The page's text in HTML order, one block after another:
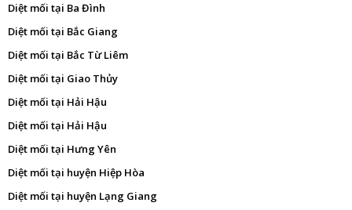
Diệt mối tại Ba Đình
Diệt mối tại Bắc Giang
Diệt mối tại Bắc Từ Liêm
Diệt mối tại Giao Thủy
Diệt mối tại Hải Hậu
Diệt mối tại Hải Hậu
Diệt mối tại Hưng Yên
Diệt mối tại huyện Hiệp Hòa
Diệt mối tại huyện Lạng Giang